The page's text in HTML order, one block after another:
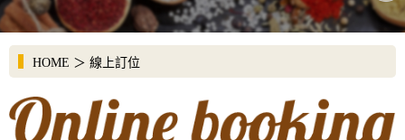
HOME ＞ 線上訂位